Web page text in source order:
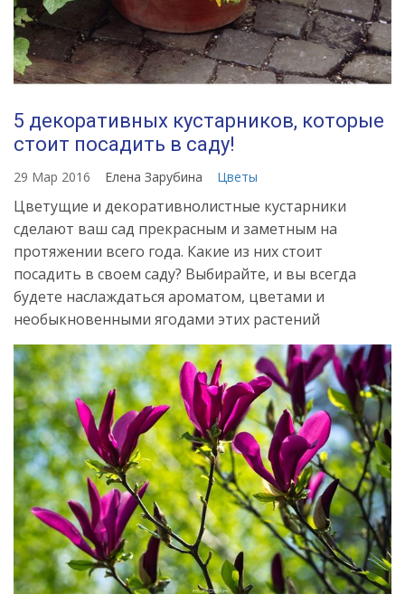
5 декоративных кустарников, которые
стоит посадить в саду!
29 Мар 2016 Елена Зарубина Цветы
Цветущие и декоративнолистные кустарники
сделают ваш сад прекрасным и заметным на
протяжении всего года. Какие из них стоит
посадить в своем саду? Выбирайте, и вы всегда
будете наслаждаться ароматом, цветами и
необыкновенными ягодами этих растений